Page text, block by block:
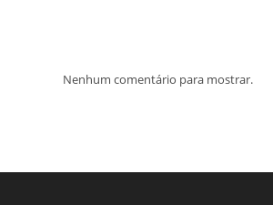
Nenhum comentário para mostrar.